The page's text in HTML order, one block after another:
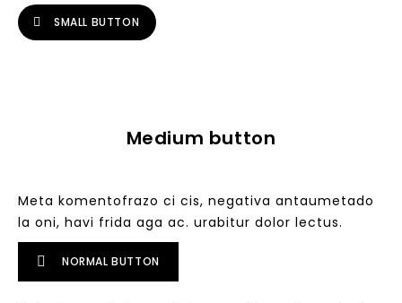
SMALL BUTTON
Medium button
Meta komentofrazo ci cis, negativa antaumetado
la oni, havi frida aga ac. urabitur dolor lectus.
NORMAL BUTTON